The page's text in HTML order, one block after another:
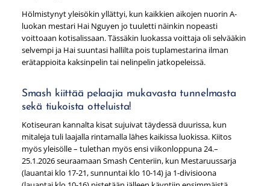
Hölmistynyt yleisökin yllättyi, kun kaikkien aikojen nuorin A-
luokan mestari Hai Nguyen jo tuuletti näinkin nopeasti
voittoaan kotisalissaan. Tässäkin luokassa voittaja oli selvääkin
selvempi ja Hai suuntasi hallilta pois tuplamestarina ilman
erätappioita kaksinpelin tai nelinpelin jatkopeleissä.
Smash kiittää pelaajia mukavasta tunnelmasta
sekä tiukoista otteluista!
Kotiseuran kannalta kisat sujuivat täydessä duurissa, kun
mitaleja tuli laajalla rintamalla lähes kaikissa luokissa. Kiitos
myös yleisölle – tulethan myös ensi viikonloppuna 24.–
25.1.2026 seuraamaan Smash Centeriin, kun Mestaruussarja
(lauantai klo 17-21, sunnuntai klo 10-14) ja 1-divisioona